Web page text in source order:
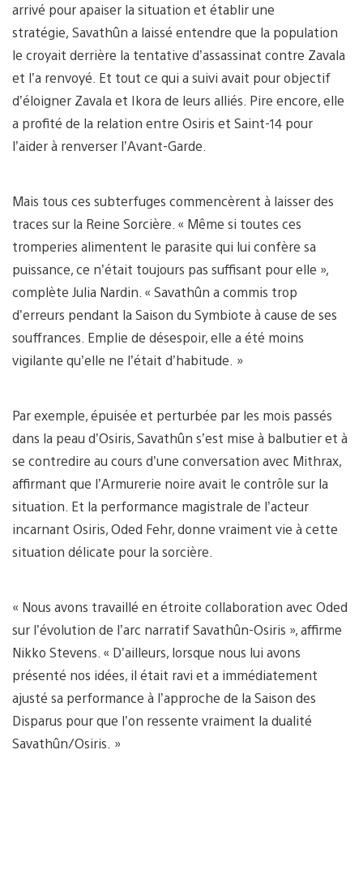
arrivé pour apaiser la situation et établir une
stratégie, Savathûn a laissé entendre que la population
le croyait derrière la tentative d’assassinat contre Zavala
et l’a renvoyé. Et tout ce qui a suivi avait pour objectif
d’éloigner Zavala et Ikora de leurs alliés. Pire encore, elle
a profité de la relation entre Osiris et Saint-14 pour
l’aider à renverser l’Avant-Garde.
Mais tous ces subterfuges commencèrent à laisser des
traces sur la Reine Sorcière. « Même si toutes ces
tromperies alimentent le parasite qui lui confère sa
puissance, ce n’était toujours pas suffisant pour elle »,
complète Julia Nardin. « Savathûn a commis trop
d’erreurs pendant la Saison du Symbiote à cause de ses
souffrances. Emplie de désespoir, elle a été moins
vigilante qu’elle ne l’était d’habitude. »
Par exemple, épuisée et perturbée par les mois passés
dans la peau d’Osiris, Savathûn s’est mise à balbutier et à
se contredire au cours d’une conversation avec Mithrax,
affirmant que l’Armurerie noire avait le contrôle sur la
situation. Et la performance magistrale de l’acteur
incarnant Osiris, Oded Fehr, donne vraiment vie à cette
situation délicate pour la sorcière.
« Nous avons travaillé en étroite collaboration avec Oded
sur l’évolution de l’arc narratif Savathûn-Osiris », affirme
Nikko Stevens. « D’ailleurs, lorsque nous lui avons
présenté nos idées, il était ravi et a immédiatement
ajusté sa performance à l’approche de la Saison des
Disparus pour que l’on ressente vraiment la dualité
Savathûn/Osiris. »